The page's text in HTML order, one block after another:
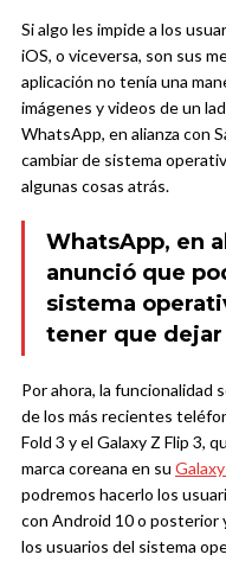
Si algo les impide a los
iOS, o viceversa, son sus
aplicación no tenía una
imágenes y videos de un
WhatsApp, en alianza con
cambiar de sistema
algunas cosas atrás.
WhatsApp, en
anunció que
sistema
tener que dejar
Por ahora, la funcionalidad
de los más recientes
Fold 3 y el Galaxy Z Flip 3,
marca coreana en su
podremos hacerlo los
con Android 10 o
los usuarios del sistema